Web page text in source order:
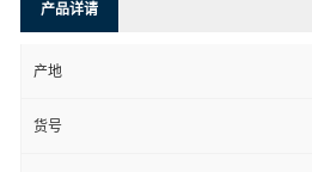
产品详请
产地
货号